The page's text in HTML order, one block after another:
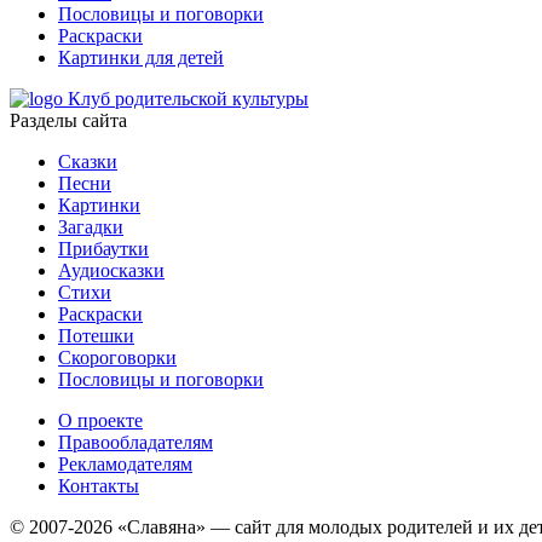
Пословицы и поговорки
Раскраски
Картинки для детей
Клуб родительской культуры
Разделы сайта
Сказки
Песни
Картинки
Загадки
Прибаутки
Аудиосказки
Стихи
Раскраски
Потешки
Скороговорки
Пословицы и поговорки
О проекте
Правообладателям
Рекламодателям
Контакты
© 2007-2026 «Славяна» — сайт для молодых родителей и их